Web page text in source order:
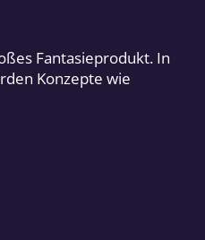
Fantasieprodukt. In
Konzepte wie